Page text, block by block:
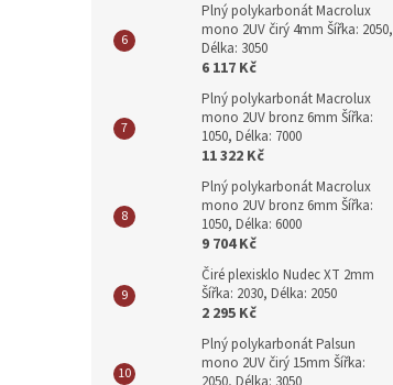
Plný polykarbonát Macrolux
mono 2UV čirý 4mm Šířka: 2050,
Délka: 3050
6 117 Kč
Plný polykarbonát Macrolux
mono 2UV bronz 6mm Šířka:
1050, Délka: 7000
11 322 Kč
Plný polykarbonát Macrolux
mono 2UV bronz 6mm Šířka:
1050, Délka: 6000
9 704 Kč
Čiré plexisklo Nudec XT 2mm
Šířka: 2030, Délka: 2050
2 295 Kč
Plný polykarbonát Palsun
mono 2UV čirý 15mm Šířka: